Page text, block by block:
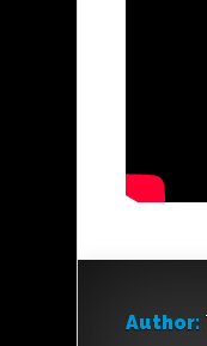
Author: